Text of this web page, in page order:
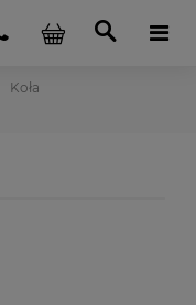
Koła